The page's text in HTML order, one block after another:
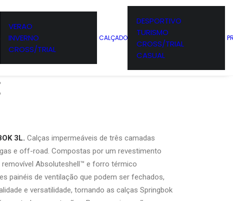
VERAO
INVERNO
CROSS/TRIAL
CALÇADO
DESPORTIVO
TURISMO
CROSS/TRIAL
CASUAL
3L
IRON-GATE /
3L. Calças impermeáveis ​​de três camadas
e off-road. Compostas por um revestimento
Absoluteshell™ e forro térmico
painéis de ventilação que podem ser fechados,
e versatilidade, tornando as calças Springbok